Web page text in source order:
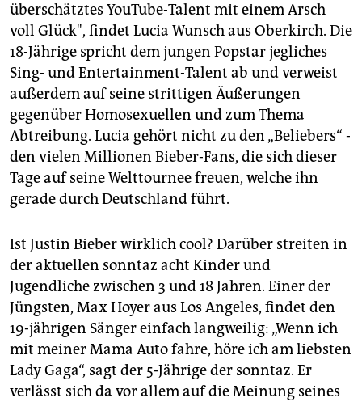
unterstützen
abo
genossenschaft
epaper login
überschätztes YouTube-Talent mit einem Arsch
voll Glück", findet Lucia Wunsch aus Oberkirch. Die
18-Jährige spricht dem jungen Popstar jegliches
Sing- und Entertainment-Talent ab und verweist
außerdem auf seine strittigen Äußerungen
gegenüber Homosexuellen und zum Thema
Abtreibung. Lucia gehört nicht zu den „Beliebers“ -
den vielen Millionen Bieber-Fans, die sich dieser
Tage auf seine Welttournee freuen, welche ihn
gerade durch Deutschland führt.
Ist Justin Bieber wirklich cool? Darüber streiten in
der aktuellen sonntaz acht Kinder und
Jugendliche zwischen 3 und 18 Jahren. Einer der
Jüngsten, Max Hoyer aus Los Angeles, findet den
19-jährigen Sänger einfach langweilig: „Wenn ich
mit meiner Mama Auto fahre, höre ich am liebsten
Lady Gaga“, sagt der 5-Jährige der sonntaz. Er
verlässt sich da vor allem auf die Meinung seines